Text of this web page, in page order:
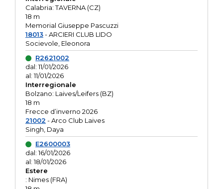
Calabria: TAVERNA (CZ)
18 m
Memorial Giuseppe Pascuzzi
18013- ARCIERI CLUB LIDO
Socievole, Eleonora
R2621002
dal: 11/01/2026
al: 11/01/2026
Interregionale
Bolzano: Laives/Leifers (BZ)
18 m
Frecce d’inverno 2026
21002 - Arco Club Laives
Singh, Daya
E2600003
dal: 16/01/2026
al: 18/01/2026
Estere
: Nimes (FRA)